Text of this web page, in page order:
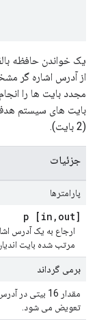
از آدرس اشاره گر
مجدد بایت ها را
(2 بایت).
جزئیات
پارامترها
[in
, out] p
ارجاع به یک آدرس
مرتب شده بایت اندیان بزرگ 16 بیتی و سپس افزایش
برمی گرداند
مقدار 16
تعویض می شود.